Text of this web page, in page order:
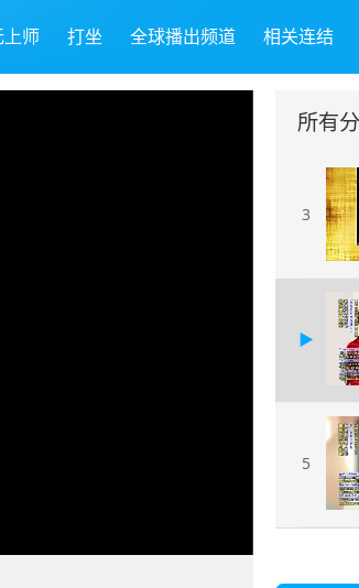
师 打坐 全球播出频道 相关连结
所有
3
5